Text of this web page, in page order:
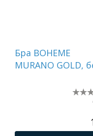
Бра BOHEME
MURANO GOLD,